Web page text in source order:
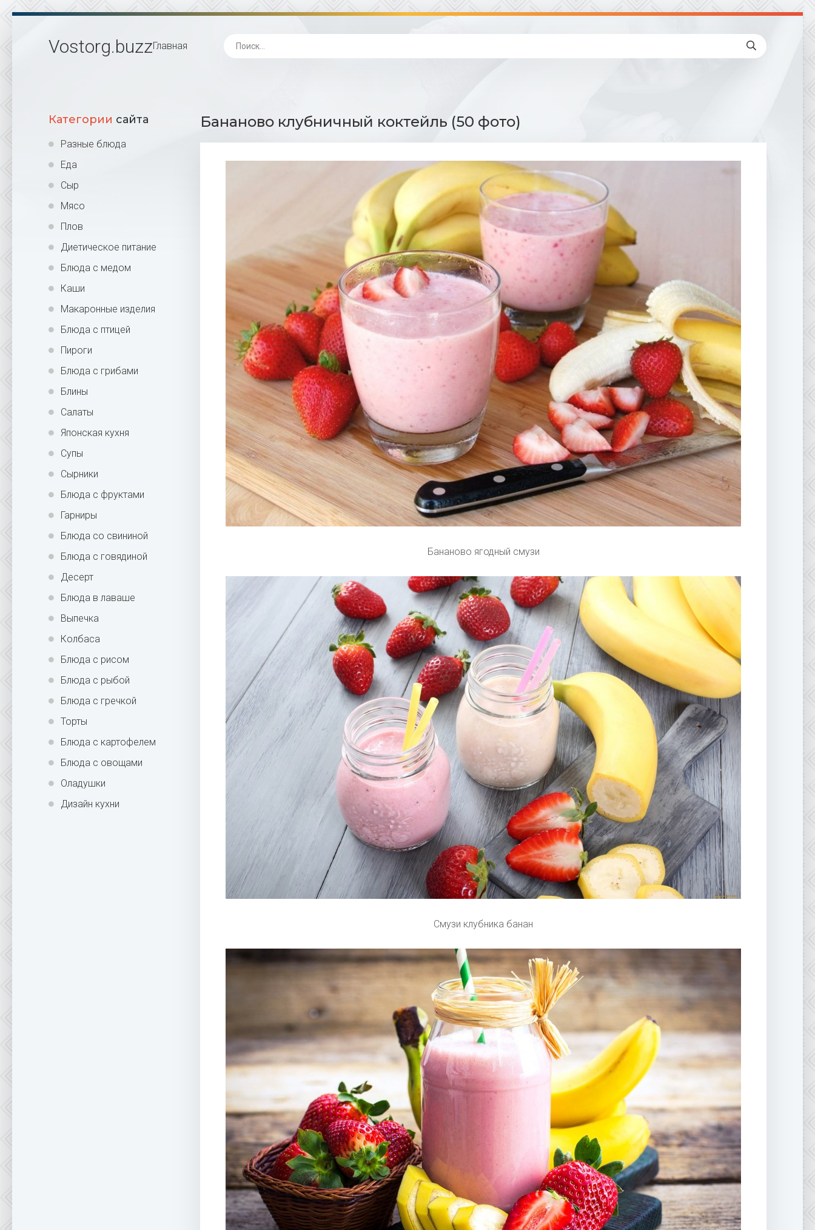
Vostorg.buzzГлавная
Категории сайта
Разные блюда
Еда
Сыр
Мясо
Плов
Диетическое питание
Блюда с медом
Каши
Макаронные изделия
Блюда с птицей
Пироги
Блюда с грибами
Блины
Салаты
Японская кухня
Супы
Сырники
Блюда с фруктами
Гарниры
Блюда со свининой
Блюда с говядиной
Десерт
Блюда в лаваше
Выпечка
Колбаса
Блюда с рисом
Блюда с рыбой
Блюда с гречкой
Торты
Блюда с картофелем
Блюда с овощами
Оладушки
Дизайн кухни
Бананово клубничный коктейль (50 фото)
Бананово ягодный смузи
Смузи клубника банан